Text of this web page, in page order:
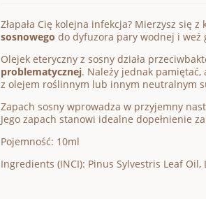
Złapała Cię kolejna infekcja? Mierzysz się
sosnowego do dyfuzora pary wodnej i weź
Olejek eteryczny z sosny działa
problematycznej. Należy jednak
z olejem roślinnym lub innym neutralnym
Zapach sosny wprowadza w przyjemny
Jego zapach stanowi idealne dopełnienie
Pojemność: 10ml
Ingredients (INCI): Pinus Sylvestris Leaf Oil,